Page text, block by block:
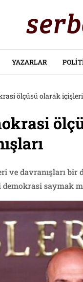
YAZARLAR
ölçüsü olarak içişleri
ve davranışları
saymak